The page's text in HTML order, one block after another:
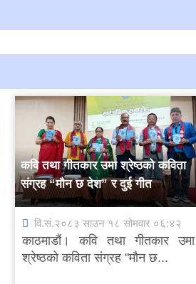
कवि तथा गीतकार उमा श्रेष्ठको कविता
संग्रह “मौन छ देश” र दुई गीत
सार्वजनिक
वि.सं.२०८३ साउन १८ सोमवार ०६:४२
काठमाडौं। कवि तथा गीतकार उमा
श्रेष्ठको कविता संग्रह "मौन छ...